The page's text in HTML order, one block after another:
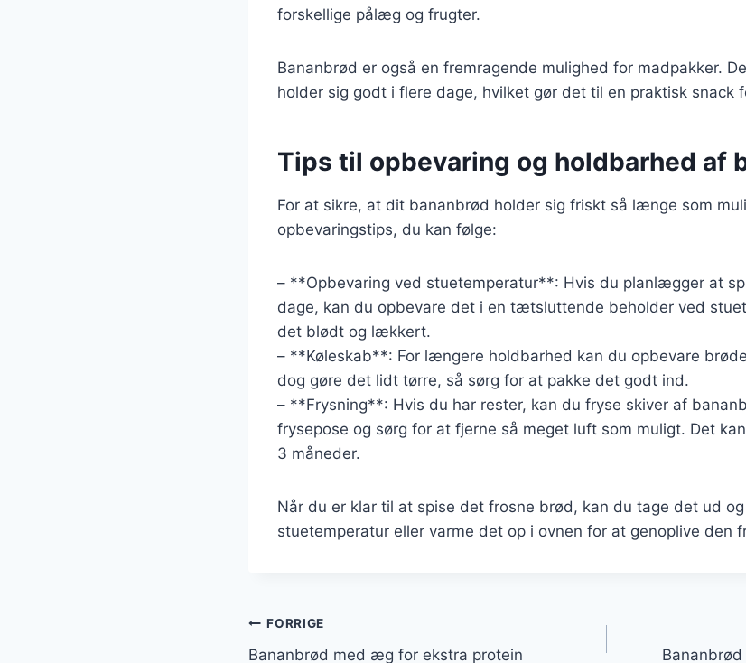
forskellige pålæg og frugter.
Bananbrød er også en fremragende mulighed for madpakker.
holder sig godt i flere dage, hvilket gør det til en praktisk snack
Tips til opbevaring og holdbarhed af
For at sikre, at dit bananbrød holder sig friskt så længe som
opbevaringstips, du kan følge:
– **Opbevaring ved stuetemperatur**: Hvis du planlægger at
dage, kan du opbevare det i en tætsluttende beholder ved
det blødt og lækkert.
– **Køleskab**: For længere holdbarhed kan du opbevare
dog gøre det lidt tørre, så sørg for at pakke det godt ind.
– **Frysning**: Hvis du har rester, kan du fryse skiver af
frysepose og sørg for at fjerne så meget luft som muligt. Det
3 måneder.
Når du er klar til at spise det frosne brød, kan du tage det ud
stuetemperatur eller varme det op i ovnen for at genoplive den
Indlægsnavigation
FORRIGE
Bananbrød med æg for ekstra protein